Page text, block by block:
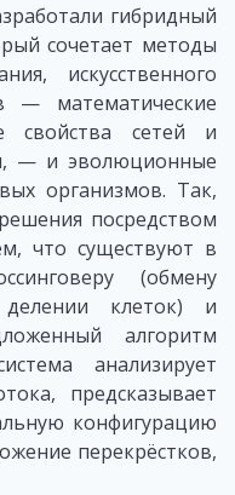
гибридный
сочетает методы
искусственного
— математические
свойства сетей и
— и эволюционные
организмов. Так,
посредством
что существуют в
(обмену
клеток) и
алгоритм
анализирует
предсказывает
конфигурацию
перекрёстков,